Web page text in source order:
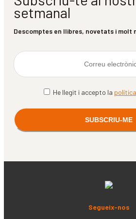
setmanal
Descomptes en llibres, novetats i molt
He llegit i accepto la
Segueix-nos